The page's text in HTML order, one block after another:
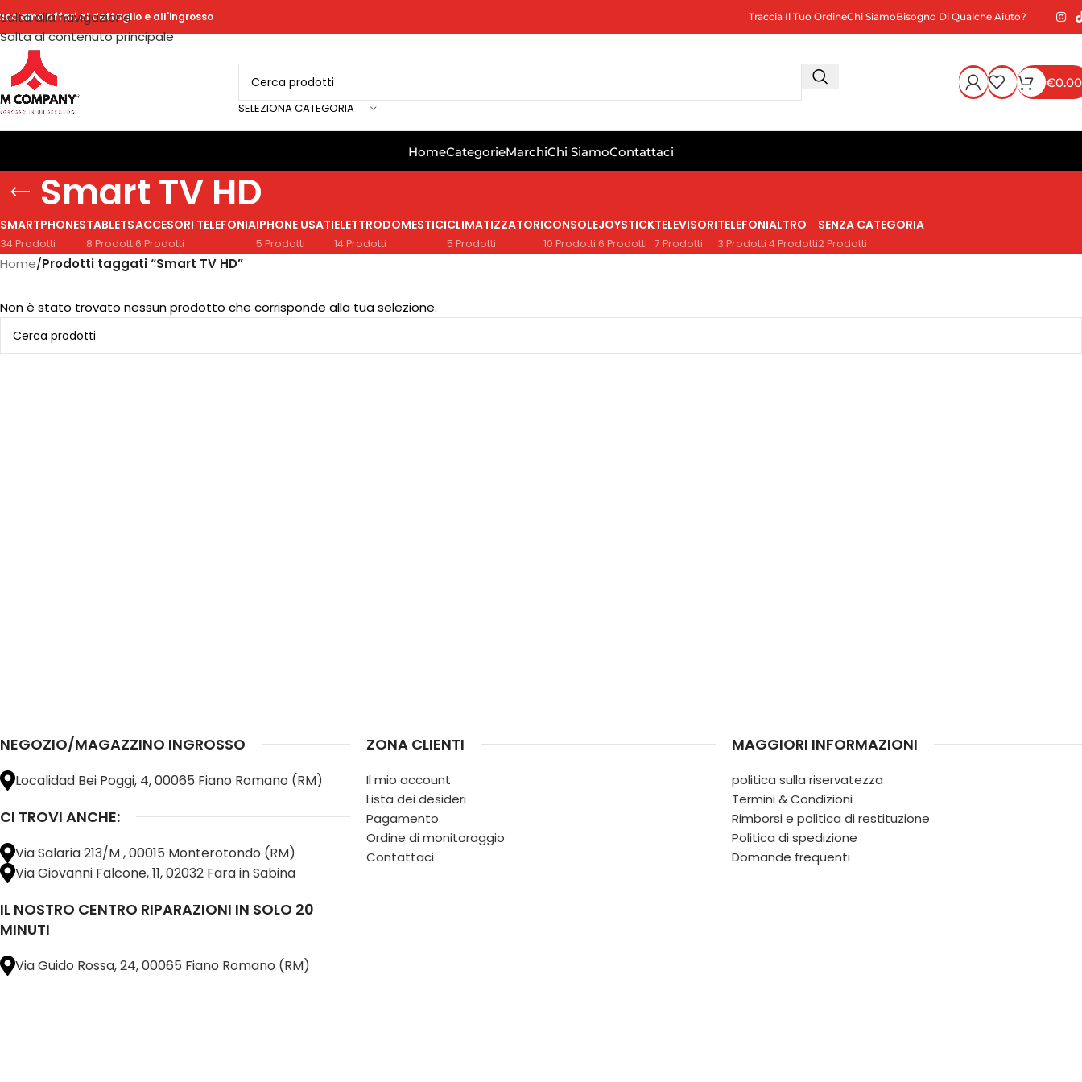
Salta alla navigazione
Salta al contenuto principale
affari al dettaglio e all'ingrosso Traccia Il Tuo OrdineChi SiamoBisogno Di Qualche Aiuto?
SELEZIONA CATEGORIA
€0.00
HomeCategorieMarchiChi SiamoContattaci
Smart TV HD
SMARTPHONES
34 Prodotti
TABLETS
8 Prodotti
ACCESORI TELEFONIA
6 Prodotti
IPHONE USATI
5 Prodotti
ELETTRODOMESTICI
14 Prodotti
CLIMATIZZATORI
5 Prodotti
CONSOLE
10 Prodotti
JOYSTICK
6 Prodotti
TELEVISORI
7 Prodotti
TELEFONI
3 Prodotti
ALTRO
4 Prodotti
SENZA CATEGORIA
2 Prodotti
Home/Prodotti taggati “Smart TV HD”
Non è stato trovato nessun prodotto che corrisponde alla tua selezione.
NEGOZIO/MAGAZZINO INGROSSO
Localidad Bei Poggi, 4, 00065 Fiano Romano (RM)
CI TROVI ANCHE:
Via Salaria 213/M , 00015 Monterotondo (RM)
Via Giovanni Falcone, 11, 02032 Fara in Sabina
IL NOSTRO CENTRO RIPARAZIONI IN SOLO 20
MINUTI
Via Guido Rossa, 24, 00065 Fiano Romano (RM)
ZONA CLIENTI
Il mio account
Lista dei desideri
Pagamento
Ordine di monitoraggio
Contattaci
MAGGIORI INFORMAZIONI
politica sulla riservatezza
Termini & Condizioni
Rimborsi e politica di restituzione
Politica di spedizione
Domande frequenti